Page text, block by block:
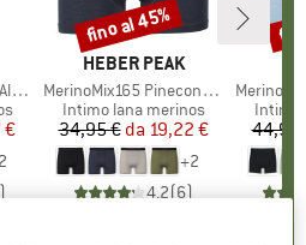
€
2
MARCHIO
HEBER PEAK
Articolo
MerinoMix165 PineconeHe. Boxer
Gruppo di prodotti
Intimo lana merinos
Prezzo
34,95 € Prezzo ridotto
da 19,22 €
+2
4,2(6)
Sconto
fino al 45%
Articolo
Merino150
Intimo
44,95